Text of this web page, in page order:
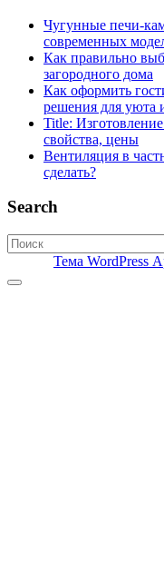
Чугунные печи-
современных
Как правильно
загородного дома
Как оформить
решения для уюта
Title:
свойства, цены
Вентиляция в
сделать?
Search
Тема WordPress